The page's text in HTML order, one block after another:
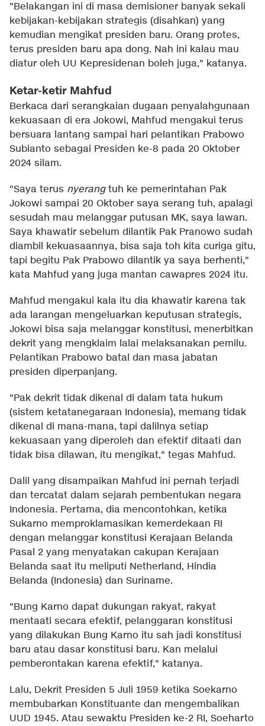
"Belakangan ini di masa demisioner banyak sekali
kebijakan-kebijakan strategis (disahkan) yang
kemudian mengikat presiden baru. Orang protes,
terus presiden baru apa dong. Nah ini kalau mau
diatur oleh UU Kepresidenan boleh juga," katanya.
Ketar-ketir Mahfud
Berkaca dari serangkaian dugaan penyalahgunaan
kekuasaan di era Jokowi, Mahfud mengakui terus
bersuara lantang sampai hari pelantikan Prabowo
Subianto sebagai Presiden ke-8 pada 20 Oktober
2024 silam.
"Saya terus nyerangtuh ke pemerintahan Pak
Jokowi sampai 20 Oktober saya serang tuh, apalagi
sesudah mau melanggar putusan MK, saya lawan.
Saya khawatir sebelum dilantik Pak Pranowo sudah
diambil kekuasaannya, bisa saja toh kita curiga gitu,
tapi begitu Pak Prabowo dilantik ya saya berhenti,"
kata Mahfud yang juga mantan cawapres 2024 itu.
Mahfud mengakui kala itu dia khawatir karena tak
ada larangan mengeluarkan keputusan strategis,
Jokowi bisa saja melanggar konstitusi, menerbitkan
dekrit yang mengklaim lalai melaksanakan pemilu.
Pelantikan Prabowo batal dan masa jabatan
presiden diperpanjang.
"Pak dekrit tidak dikenal di dalam tata hukum
(sistem ketatanegaraan Indonesia), memang tidak
dikenal di mana-mana, tapi dalilnya setiap
kekuasaan yang diperoleh dan efektif ditaati dan
tidak bisa dilawan, itu mengikat," tegas Mahfud.
Dalil yang disampaikan Mahfud ini pernah terjadi
dan tercatat dalam sejarah pembentukan negara
Indonesia. Pertama, dia mencontohkan, ketika
Sukarno memproklamasikan kemerdekaan RI
dengan melanggar konstitusi Kerajaan Belanda
Pasal 2 yang menyatakan cakupan Kerajaan
Belanda saat itu meliputi Netherland, Hindia
Belanda (Indonesia) dan Suriname.
"Bung Karno dapat dukungan rakyat, rakyat
mentaati secara efektif, pelanggaran konstitusi
yang dilakukan Bung Karno itu sah jadi konstitusi
baru atau dasar konstitusi baru. Kan melalui
pemberontakan karena efektif," katanya.
Lalu, Dekrit Presiden 5 Juli 1959 ketika Soekarno
membubarkan Konstituante dan mengembalikan
UUD 1945. Atau sewaktu Presiden ke-2 RI, Soeharto